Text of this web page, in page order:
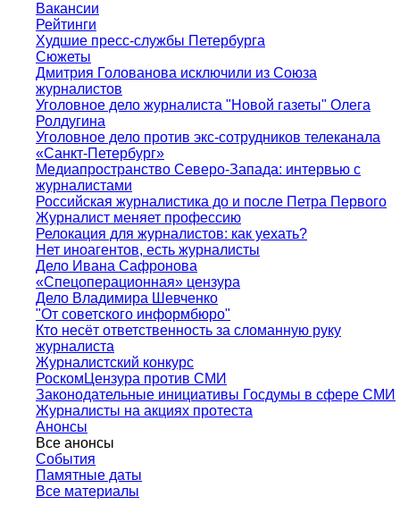
Вакансии
Рейтинги
Худшие пресс-службы Петербурга
Сюжеты
Дмитрия Голованова исключили из Союза
журналистов
Уголовное дело журналиста "Новой газеты" Олега
Ролдугина
Уголовное дело против экс-сотрудников телеканала
«Санкт-Петербург»
Медиапространство Северо-Запада: интервью с
журналистами
Российская журналистика до и после Петра Первого
Журналист меняет профессию
Релокация для журналистов: как уехать?
Нет иноагентов, есть журналисты
Дело Ивана Сафронова
«Спецоперационная» цензура
Дело Владимира Шевченко
"От советского информбюро"
Кто несёт ответственность за сломанную руку
журналиста
Журналистский конкурс
РоскомЦензура против СМИ
Законодательные инициативы Госдумы в сфере СМИ
Журналисты на акциях протеста
Анонсы
Все анонсы
События
Памятные даты
Все материалы